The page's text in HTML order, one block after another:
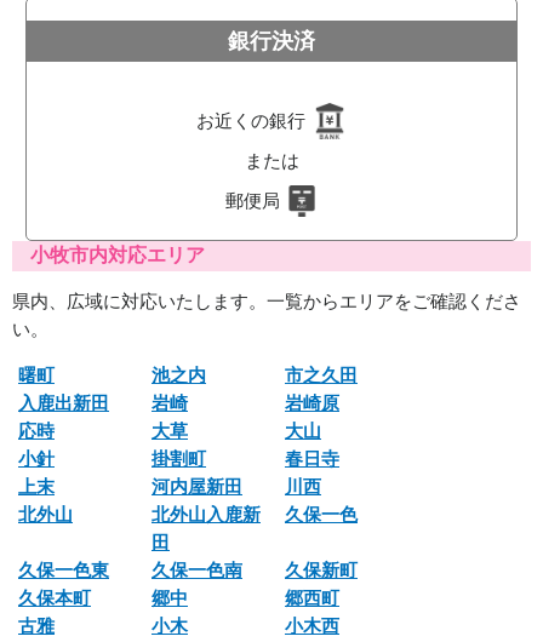
銀行決済
お近くの銀行
または
郵便局
小牧市内対応エリア
県内、広域に対応いたします。一覧からエリアをご確認くださ
い。
曙町 池之内
市之久田
入鹿出新田
岩崎
岩崎原
応時
大草
大山
小針
掛割町
春日寺
上末
河内屋新田
川西
北外山
北外山入鹿新
田
久保一色
久保一色東 久保一色南
久保新町
久保本町
郷中
郷西町
古雅
小木
小木西